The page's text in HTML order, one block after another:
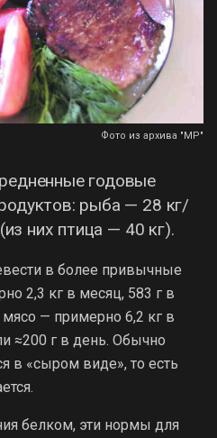
Фото из архива "МР"
годовые
рыба — 28 кг/
них птица — 40 кг).
в более привычные
2,3 кг в месяц, 583 г в
— примерно 6,2 кг в
≈200 г в день. Обычно
в «сыром виде», то есть
белком, эти нормы для